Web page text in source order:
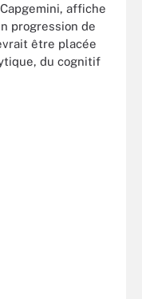
affiche
progression de
être placée
du cognitif